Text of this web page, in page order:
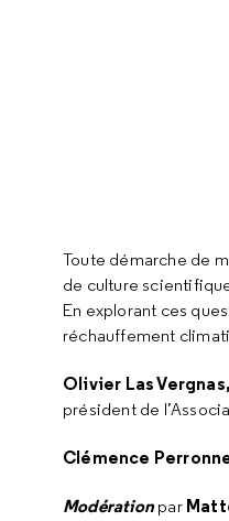
Toute démarche de
de culture
En explorant ces
réchauffement
Olivier Las Vergnas,
président de
Clémence
Modérationpar